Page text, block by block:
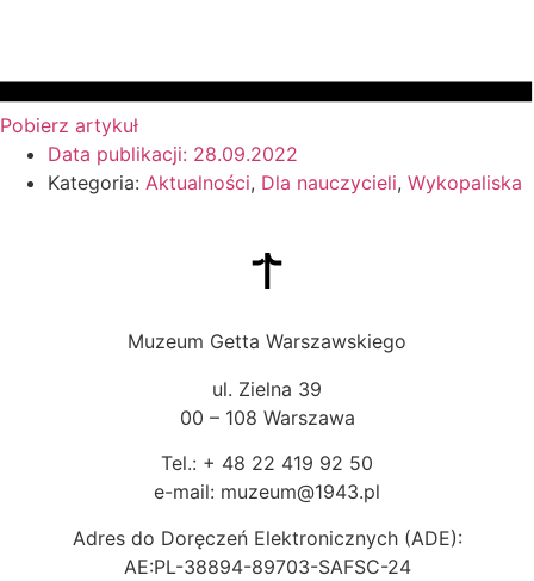
Pobierz artykuł
Data publikacji: 28.09.2022
Kategoria: Aktualności, Dla nauczycieli, Wykopaliska
Muzeum Getta Warszawskiego
ul. Zielna 39
00 – 108 Warszawa
Tel.: + 48 22 419 92 50
e-mail: muzeum@1943.pl
Adres do Doręczeń Elektronicznych (ADE):
AE:PL-38894-89703-SAFSC-24